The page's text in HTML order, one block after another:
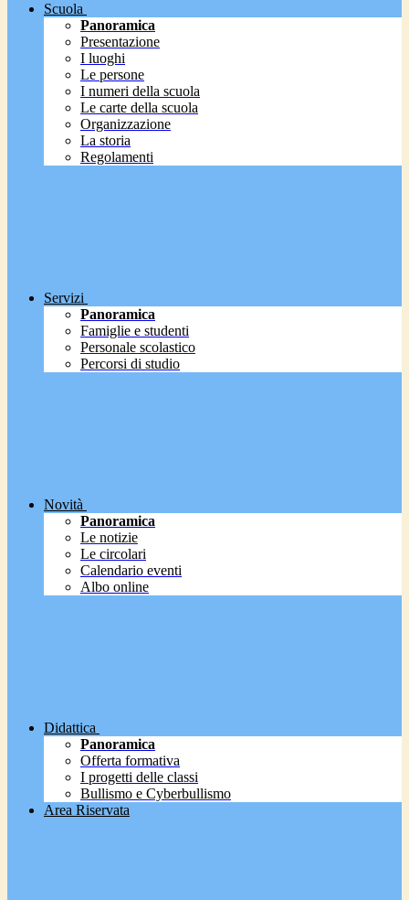
Scuola
Panoramica
Presentazione
I luoghi
Le persone
I numeri della scuola
Le carte della scuola
Organizzazione
La storia
Regolamenti
Servizi
Panoramica
Famiglie e studenti
Personale scolastico
Percorsi di studio
Novità
Panoramica
Le notizie
Le circolari
Calendario eventi
Albo online
Didattica
Panoramica
Offerta formativa
I progetti delle classi
Bullismo e Cyberbullismo
Area Riservata